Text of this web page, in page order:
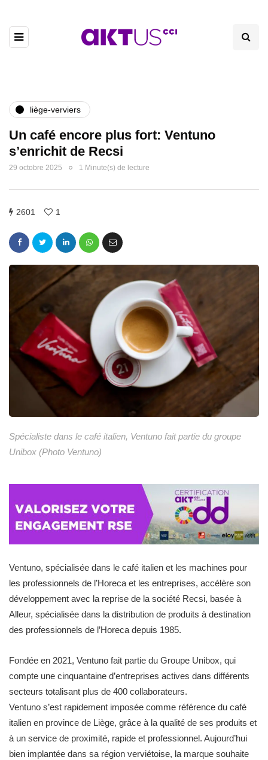
liège-verviers
Un café encore plus fort: Ventuno
s’enrichit de Recsi
29 octobre 2025 1 Minute(s) de lecture
2601 1
Spécialiste dans le café italien, Ventuno fait partie du groupe
Unibox (Photo Ventuno)
Ventuno, spécialisée dans le café italien et les machines pour
les professionnels de l’Horeca et les entreprises, accélère son
développement avec la reprise de la société Recsi, basée à
Alleur, spécialisée dans la distribution de produits à destination
des professionnels de l’Horeca depuis 1985.
Fondée en 2021, Ventuno fait partie du Groupe Unibox, qui
compte une cinquantaine d’entreprises actives dans différents
secteurs totalisant plus de 400 collaborateurs.
Ventuno s’est rapidement imposée comme référence du café
italien en province de Liège, grâce à la qualité de ses produits et
à un service de proximité, rapide et professionnel. Aujourd’hui
bien implantée dans sa région verviétoise, la marque souhaite